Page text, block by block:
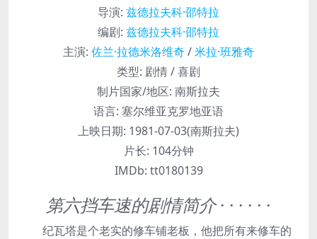
导演: 兹德拉夫科·邵特拉
编剧: 兹德拉夫科·邵特拉
主演: 佐兰·拉德米洛维奇/米拉·班雅奇
类型: 剧情 / 喜剧
制片国家/地区: 南斯拉夫
语言: 塞尔维亚克罗地亚语
上映日期: 1981-07-03(南斯拉夫)
片长: 104分钟
IMDb: tt0180139
第六挡车速的剧情简介· · · · · ·
纪瓦塔是个老实的修车铺老板，他把所有来修车的